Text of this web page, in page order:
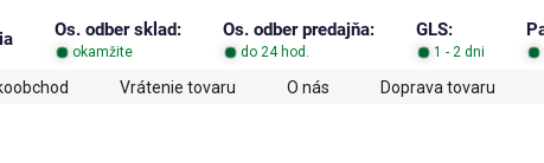
Os. odber sklad: Os. odber predajňa: GLS:
okamžite do 24 hod. 1 - 2 dni
Vrátenie tovaru O nás Doprava tovaru